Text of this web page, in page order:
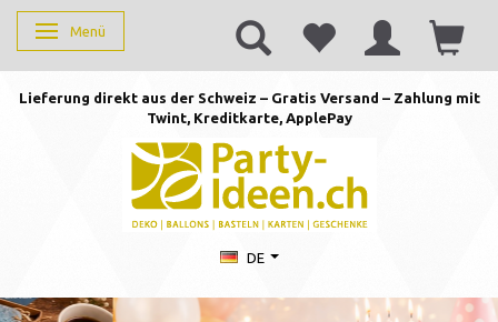
Anzeige ändern
Menü
Lieferung direkt aus der Schweiz – Gratis Versand – Zahlung mit
Twint, Kreditkarte, ApplePay
DE